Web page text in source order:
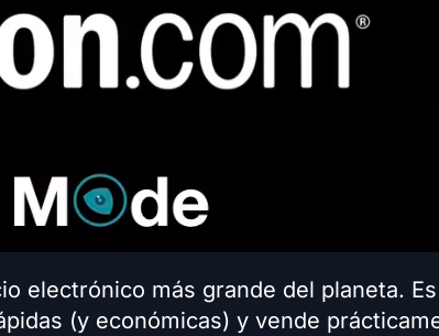
electrónico más grande del planeta.
(y económicas) y vende